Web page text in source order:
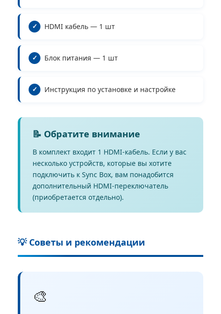
HDMI кабель — 1 шт
Блок питания — 1 шт
Инструкция по установке и настройке
📝 Обратите внимание
В комплект входит 1 HDMI-кабель. Если у вас
несколько устройств, которые вы хотите
подключить к Sync Box, вам понадобится
дополнительный HDMI-переключатель
(приобретается отдельно).
💡 Советы и рекомендации
🎨